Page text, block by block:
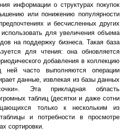
информации о структурах покупок
или понижению популярности
и бесчисленных других
для увеличения объема
на поддержку бизнеса. Такая база
для чтения: она обновляется
добавления в коллекцию
ней часто выполняются операции
данные, извлекая из базы данных
Эта прикладная область
таблиц (десятки и даже сотни
только к нескольким из
и потребности в просмотре
сортировки.